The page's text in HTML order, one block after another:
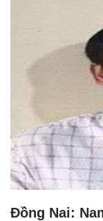
Đồng Nai: